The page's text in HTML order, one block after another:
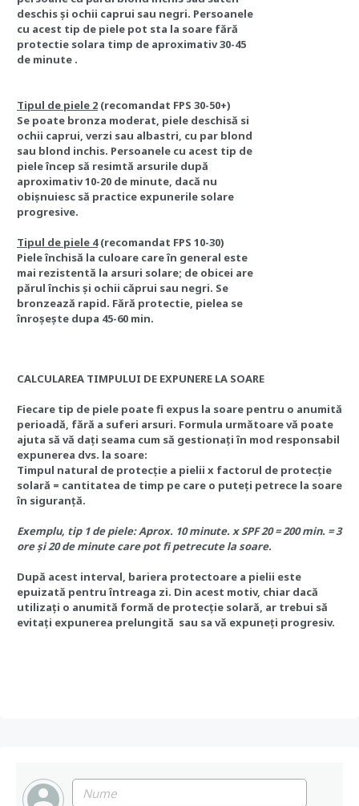
deschis și ochii caprui sau negri. Persoanele
cu acest tip de piele pot sta la soare fără
protectie solara timp de aproximativ 30-45
de minute .
Tipul de piele 2 (recomandat FPS 30-50+)
Se poate bronza moderat, piele deschisă si
ochii caprui, verzi sau albastri, cu par blond
sau blond inchis. Persoanele cu acest tip de
piele încep să resimtă arsurile după
aproximativ 10-20 de minute, dacă nu
obișnuiesc să practice expunerile solare
progresive.
Tipul de piele 4 (recomandat FPS 10-30)
Piele închisă la culoare care în general este
mai rezistentă la arsuri solare; de obicei are
părul închis și ochii căprui sau negri. Se
bronzează rapid. Fără protectie, pielea se
înroșește dupa 45-60 min.
CALCULAREA TIMPULUI DE EXPUNERE LA SOARE
Fiecare tip de piele poate fi expus la soare pentru o anumită
perioadă, fără a suferi arsuri. Formula următoare vă poate
ajuta să vă dați seama cum să gestionați în mod responsabil
expunerea dvs. la soare:
Timpul natural de protecție a pielii x factorul de protecție
solară = cantitatea de timp pe care o puteți petrece la soare
în siguranță.
Exemplu, tip 1 de piele: Aprox. 10 minute. x SPF 20 = 200 min. = 3
ore și 20 de minute care pot fi petrecute la soare.
După acest interval, bariera protectoare a pielii este
epuizată pentru întreaga zi. Din acest motiv, chiar dacă
utilizați o anumită formă de protecție solară, ar trebui să
evitați expunerea prelungită sau sa vă expuneți progresiv.